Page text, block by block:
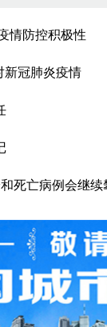
情防控积极性
新冠肺炎疫情
死亡病例会继续